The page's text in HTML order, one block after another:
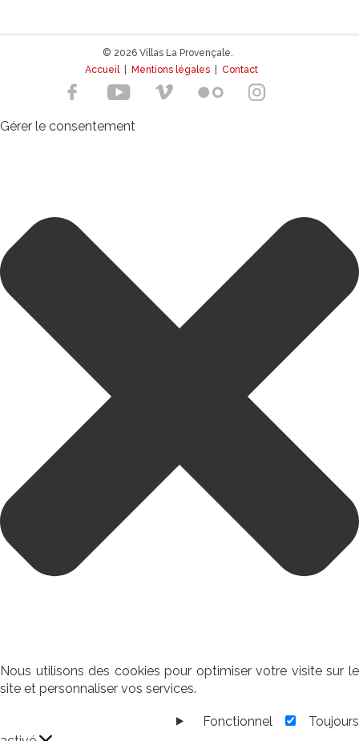
© 2026 Villas La Provençale.
Accueil| Mentions légales Contact
Gérer le consentement
Nous utilisons des cookies pour optimiser votre visite sur le
site et personnaliser vos services.
Fonctionnel
Toujours